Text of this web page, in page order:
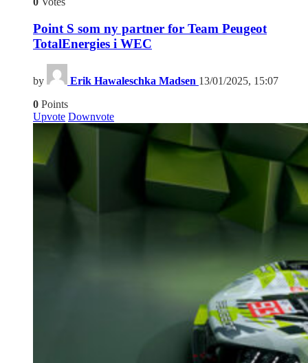
Point S som ny partner for Team Peugeot
TotalEnergies i WEC
by Erik Hawaleschka Madsen 13/01/2025, 15:07
0 Points
Upvote Downvote